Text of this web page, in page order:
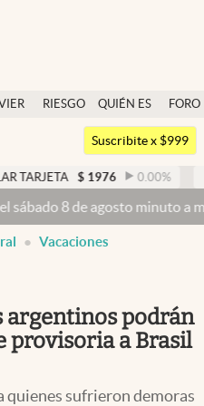
RIESGO
QUIÉN ES
QUIÉN
FORO
Argentina
México
Suscribite x $999
0.00% DÓLAR MEP
minuto a minutoDólar
Vacaciones
argentinos podrán
provisoria a Brasil
quienes sufrieron demoras